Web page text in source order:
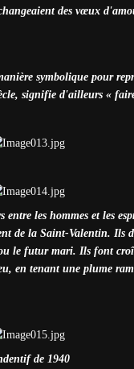
des vœux
symbolique pour
signifie d'ailleurs «
les hommes et les
de la Saint-Valentin. Ils
le futur mari. Ils font
en tenant une plume
de 1940